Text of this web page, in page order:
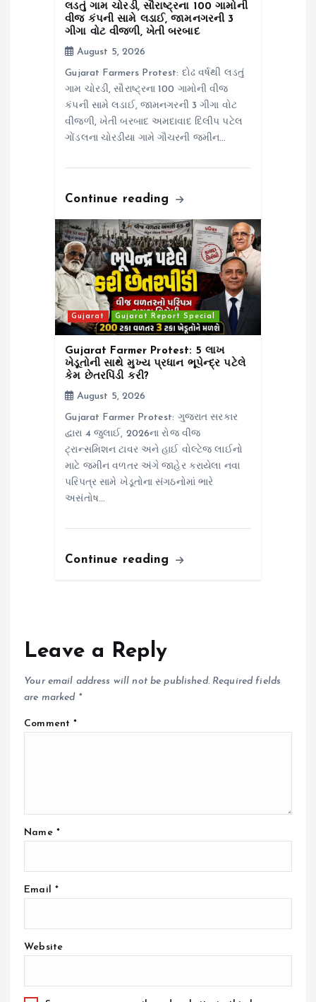
લડતું ગામ ચોરડી, સૌરાષ્ટ્રના 100 ગામોની
વીજ કંપની સામે લડાઈ, જામનગરની 3
ગીગા વોટ વીજળી, ખેતી બરબાદ
August 5, 2026
Gujarat Farmers Protest: દોઢ વર્ષથી લડતું
ગામ ચોરડી, સૌરાષ્ટ્રના 100 ગામોની વીજ
કંપની સામે લડાઈ, જામનગરની 3 ગીગા વોટ
વીજળી, ખેતી બરબાદ અમદાવાદ દિલીપ પટેલ
ગોંડલના ચોરડીયા ગામે ગૌચરની જમીન…
Continue reading
Gujarat Gujarat Report Special
Gujarat Farmer Protest: 5 લાખ
ખેડૂતોની સાથે મુખ્ય પ્રધાન ભૂપેન્દ્ર પટેલે
કેમ છેતરપિંડી કરી?
August 5, 2026
Gujarat Farmer Protest: ગુજરાત સરકાર
દ્વારા 4 જુલાઈ, 2026ના રોજ વીજ
ટ્રાન્સમિશન ટાવર અને હાઈ વોલ્ટેજ લાઈનો
માટે જમીન વળતર અંગે જાહેર કરાયેલા નવા
પરિપત્ર સામે ખેડૂતોના સંગઠનોમાં ભારે
અસંતોષ…
Continue reading
Leave a Reply
Your email address will not be published. Required fields
are marked *
Comment*
Name *
Email *
Website